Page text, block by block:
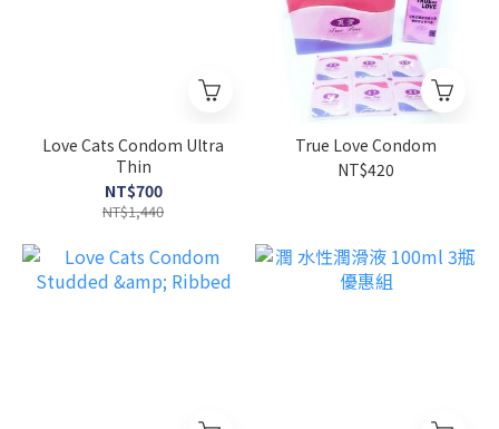
Love Cats Condom Ultra
Thin
NT$700
NT$1,440
True Love Condom
NT$420